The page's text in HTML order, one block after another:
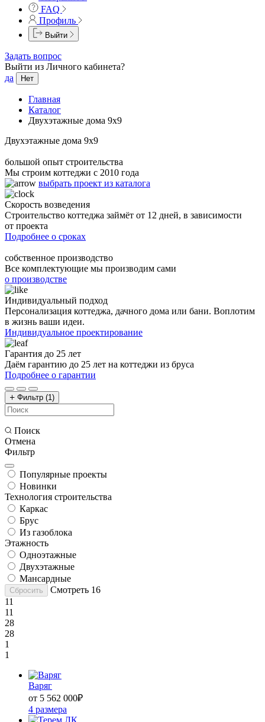
FAQ
Профиль
Выйти
Задать вопрос
Выйти из Личного кабинета?
да
Нет
Главная
Каталог
Двухэтажные дома 9x9
Двухэтажные дома 9x9
большой опыт строительства
Мы строим коттеджи с 2010 года
выбрать проект из каталога
Скорость возведения
Строительство коттеджа займёт от 12 дней, в зависимости
от проекта
Подробнее о сроках
собственное производство
Все комплектующие мы производим сами
о производстве
Индивидуальный подход
Персонализация коттеджа, дачного дома или бани. Воплотим
в жизнь ваши идеи.
Индивидуальное проектирование
Гарантия до 25 лет
Даём гарантию до 25 лет на коттеджи из бруса
Подробнее о гарантии
Фильтр (1)
Поиск
Отмена
Фильтр
Популярные проекты
Новинки
Технология строительства
Каркас
Брус
Из газоблока
Этажность
Одноэтажные
Двухэтажные
Мансардные
Сбросить Смотреть 16
11
11
28
28
1
1
Варяг
от 5 562 000₽
4 размера